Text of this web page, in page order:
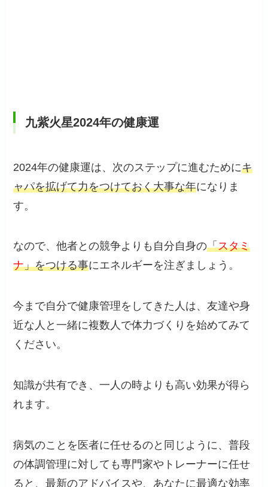
九紫火星2024年の健康運
2024年の健康運は、次のステップに進むためにキ
ャパを拡げて力をつけておく大事な年になりま
す。
なので、他者との競争よりも自分自身の「スタミ
ナ」をつける事にエネルギーを注ぎましょう。
今まで自分で健康管理をしてきた人は、友達や身
近な人と一緒に複数人で体力づくりを始めてみて
ください。
知識が共有でき、一人の時よりも高い効果が得ら
れます。
病気のことを医者に任せるのと同じように、普段
の体調管理に対しても専門家やトレーナーに任せ
ると、最新のアドバイスや、あなたに最適な効率